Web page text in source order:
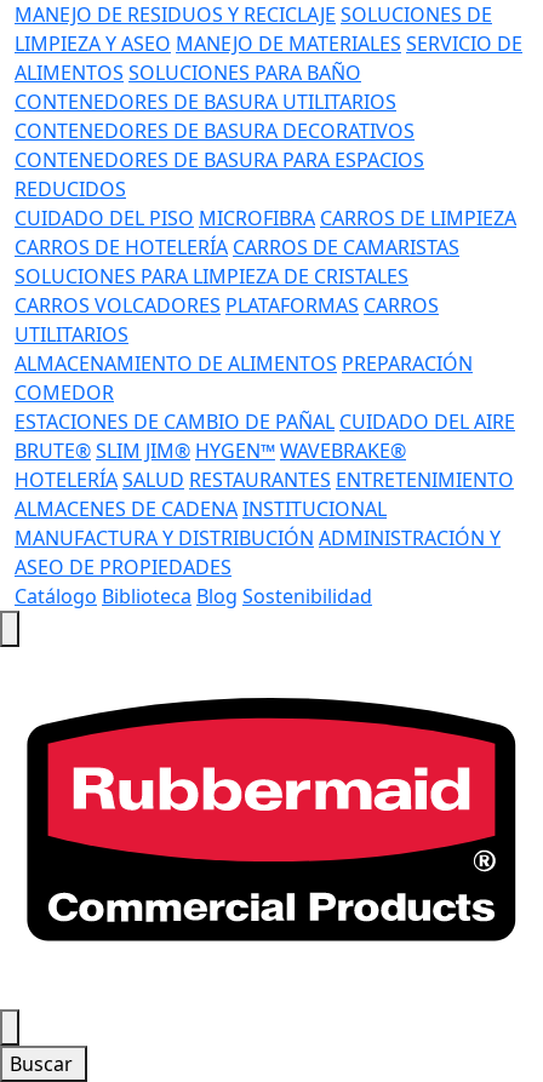
MANEJO DE RESIDUOS Y RECICLAJE SOLUCIONES DE
LIMPIEZA Y ASEO MANEJO DE MATERIALES SERVICIO DE
ALIMENTOS SOLUCIONES PARA BAÑO
CONTENEDORES DE BASURA UTILITARIOS
CONTENEDORES DE BASURA DECORATIVOS
CONTENEDORES DE BASURA PARA ESPACIOS
REDUCIDOS
CUIDADO DEL PISO MICROFIBRA CARROS DE LIMPIEZA
CARROS DE HOTELERÍA CARROS DE CAMARISTAS
SOLUCIONES PARA LIMPIEZA DE CRISTALES
CARROS VOLCADORES PLATAFORMAS CARROS
UTILITARIOS
ALMACENAMIENTO DE ALIMENTOS PREPARACIÓN
COMEDOR
ESTACIONES DE CAMBIO DE PAÑAL CUIDADO DEL AIRE
BRUTE®SLIM JIM® HYGEN™WAVEBRAKE®
HOTELERÍASALUD RESTAURANTES ENTRETENIMIENTO
ALMACENES DE CADENAINSTITUCIONAL
MANUFACTURA Y DISTRIBUCIÓN ADMINISTRACIÓN Y
ASEO DE PROPIEDADES
Catálogo Biblioteca Blog Sostenibilidad
Buscar